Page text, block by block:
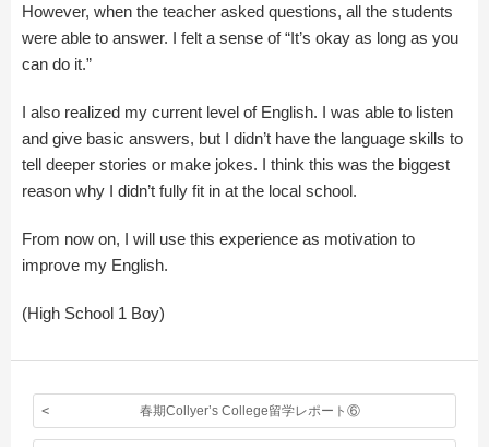
However, when the teacher asked questions, all the students
were able to answer. I felt a sense of “It’s okay as long as you
can do it.”
I also realized my current level of English. I was able to listen
and give basic answers, but I didn’t have the language skills to
tell deeper stories or make jokes. I think this was the biggest
reason why I didn’t fully fit in at the local school.
From now on, I will use this experience as motivation to
improve my English.
(High School 1 Boy)
春期Collyer’s College留学レポート⑥